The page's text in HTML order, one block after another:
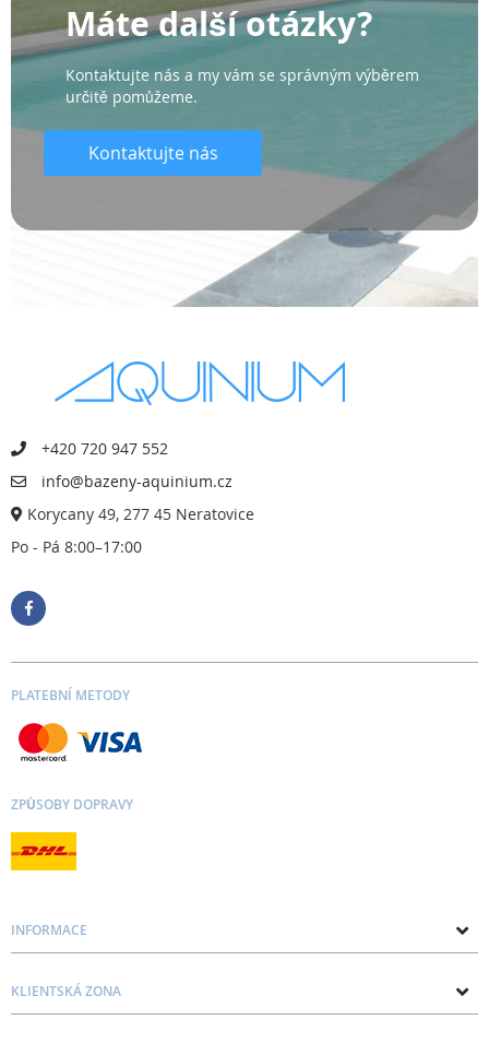
Máte další otázky?
Kontaktujte nás a my vám se správným výběrem
určitě pomůžeme.
Kontaktujte nás
+420 720 947 552
info@bazeny-aquinium.cz
Korycany 49, 277 45 Neratovice
Po - Pá 8:00–17:00
PLATEBNÍ METODY
ZPŮSOBY DOPRAVY
INFORMACE
Kontakt
KLIENTSKÁ ZONA